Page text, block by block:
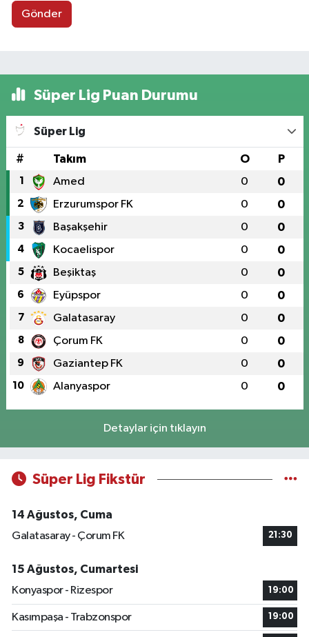
Gönder
Süper Lig Puan Durumu
Süper Lig
# Takım O P
1 Amed 0 0
2 Erzurumspor FK 0 0
3 Başakşehir 0 0
4 Kocaelispor 0 0
5 Beşiktaş 0 0
6 Eyüpspor 0 0
7 Galatasaray 0 0
8 Çorum FK 0 0
9 Gaziantep FK 0 0
10 Alanyaspor 0 0
Detaylar için tıklayın
Süper Lig Fikstür
14 Ağustos, Cuma
Galatasaray - Çorum FK
21:30
15 Ağustos, Cumartesi
Konyaspor - Rizespor
19:00
Kasımpaşa - Trabzonspor 19:00